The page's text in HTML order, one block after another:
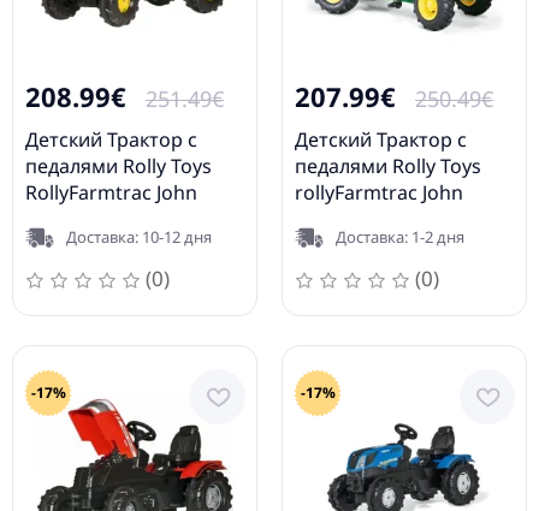
208.99€ 251.49€
Детский Трактор с
педалями Rolly Toys
RollyFarmtrac John
Доставка: 10-12 дня
(0)
207.99€ 250.49€
Детский Трактор с
педалями Rolly Toys
rollyFarmtrac John
700028Доставка: 1-2 дня
(0)
-17% -17%